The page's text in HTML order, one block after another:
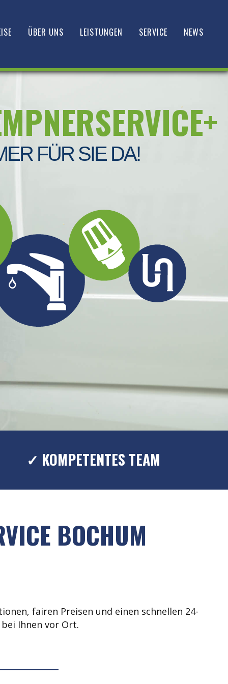
ÜBER UNS LEISTUNGEN SERVICE NEWS
FÜR SIE DA!
✓ KOMPETENTES TEAM
BOCHUM
fairen Preisen und einen schnellen 24-
Ihnen vor Ort.